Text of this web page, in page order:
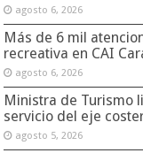
agosto 6, 2026
Más de 6 mil
recreativa en CAI
agosto 6, 2026
Ministra de Turismo
servicio del eje
agosto 5, 2026